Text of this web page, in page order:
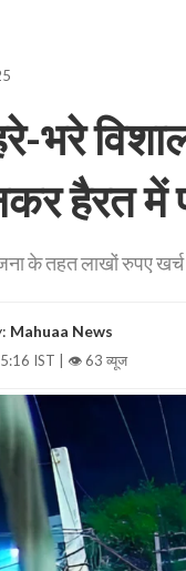
भरे
हैरत
के तहत लाखों रुपए
Mahuaa News
IST | 👁 63 व्यूज